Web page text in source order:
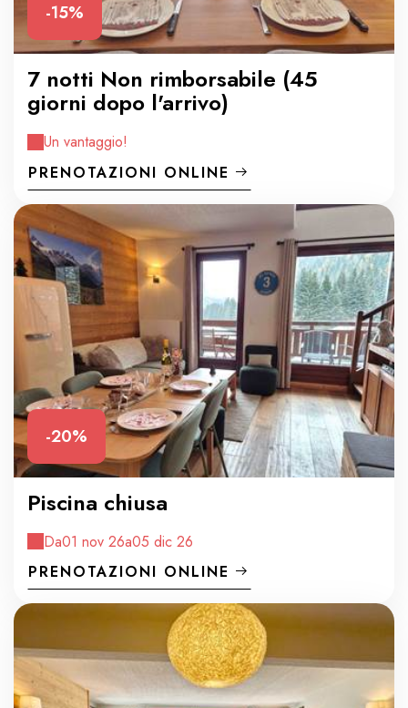
-15%
7 notti Non rimborsabile (45
giorni dopo l'arrivo)
Un vantaggio!
PRENOTAZIONI ONLINE
-20%
Piscina chiusa
Da01 nov 26a05 dic 26
PRENOTAZIONI ONLINE